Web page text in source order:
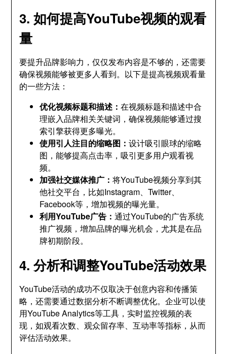
3.如何提高YouTube视频的观看
量
要提升品牌影响力 ，仅仅发布内容是不够的 ，还需要
确保视频能够被更多人看到。 以下是提高视频观看量
的一些方法 ：
优化视频标题和描述 ：在视频标题和描述中合
理嵌入品牌相关关键词 ，确保视频能够通过搜
索引擎获得更多曝光。
使用引人注目的缩略图 ：设计吸引眼球的缩略
图 ，能够提高点击率 ，吸引更多用户观看视
频。
加强社交媒体推广 ：将YouTube视频分享到其
他社交平台 ， 比如Instagram、Twitter、
Facebook等 ，增加视频的曝光量。
利用YouTube广告 ：通过YouTube的广告系统
推广视频 ，增加品牌的曝光机会 ， 尤其是在品
牌初期阶段。
4.分析和调整YouTube活动效果
YouTube活动的成功不仅取决于创意内容和传播策
略 ，还需要通过数据分析不断调整优化。企业可以使
用YouTube Analytics等工具 ， 实时监控视频的表
现 ，如观看次数、观众留存率、互动率等指标 ， 从而
评估活动效果。